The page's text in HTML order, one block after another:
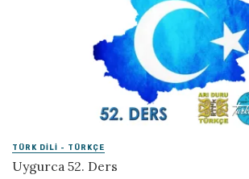
TÜRK DILI - TÜRKÇE
Uygurca 52. Ders